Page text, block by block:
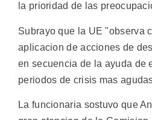
la prioridad de las
Subrayo que la UE "observa
aplicacion de acciones de
en secuencia de la ayuda de
periodos de crisis mas
La funcionaria sostuvo que